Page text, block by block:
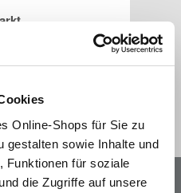
Online-Shops für Sie zu
gestalten sowie Inhalte und
Funktionen für soziale
die Zugriffe auf unsere
2
Facebook